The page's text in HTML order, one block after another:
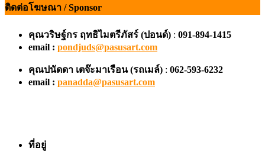
ติดต่อโฆษณา / Sponsor
คุณวริษฐ์กร ฤทธิไมตรีภัสร์ (ปอนด์) : 091-894-1415
email : pondjuds@pasusart.com
คุณปนัดดา เตจ๊ะมาเรือน (รถเมล์) : 062-593-6232
email : panadda@pasusart.com
ที่อยู่